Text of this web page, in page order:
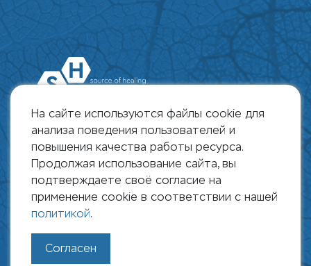
На сайте используются файлы cookie для
анализа поведения пользователей и
повышения качества работы ресурса.
Продолжая использование сайта, вы
подтверждаете своё согласие на
применение cookie в соответствии с нашей
политикой.
Согласен
109428, г. Москва, Рязанский пр., д. 10,
строение 18
+7 495 178 0823 | info@shpharma.ru